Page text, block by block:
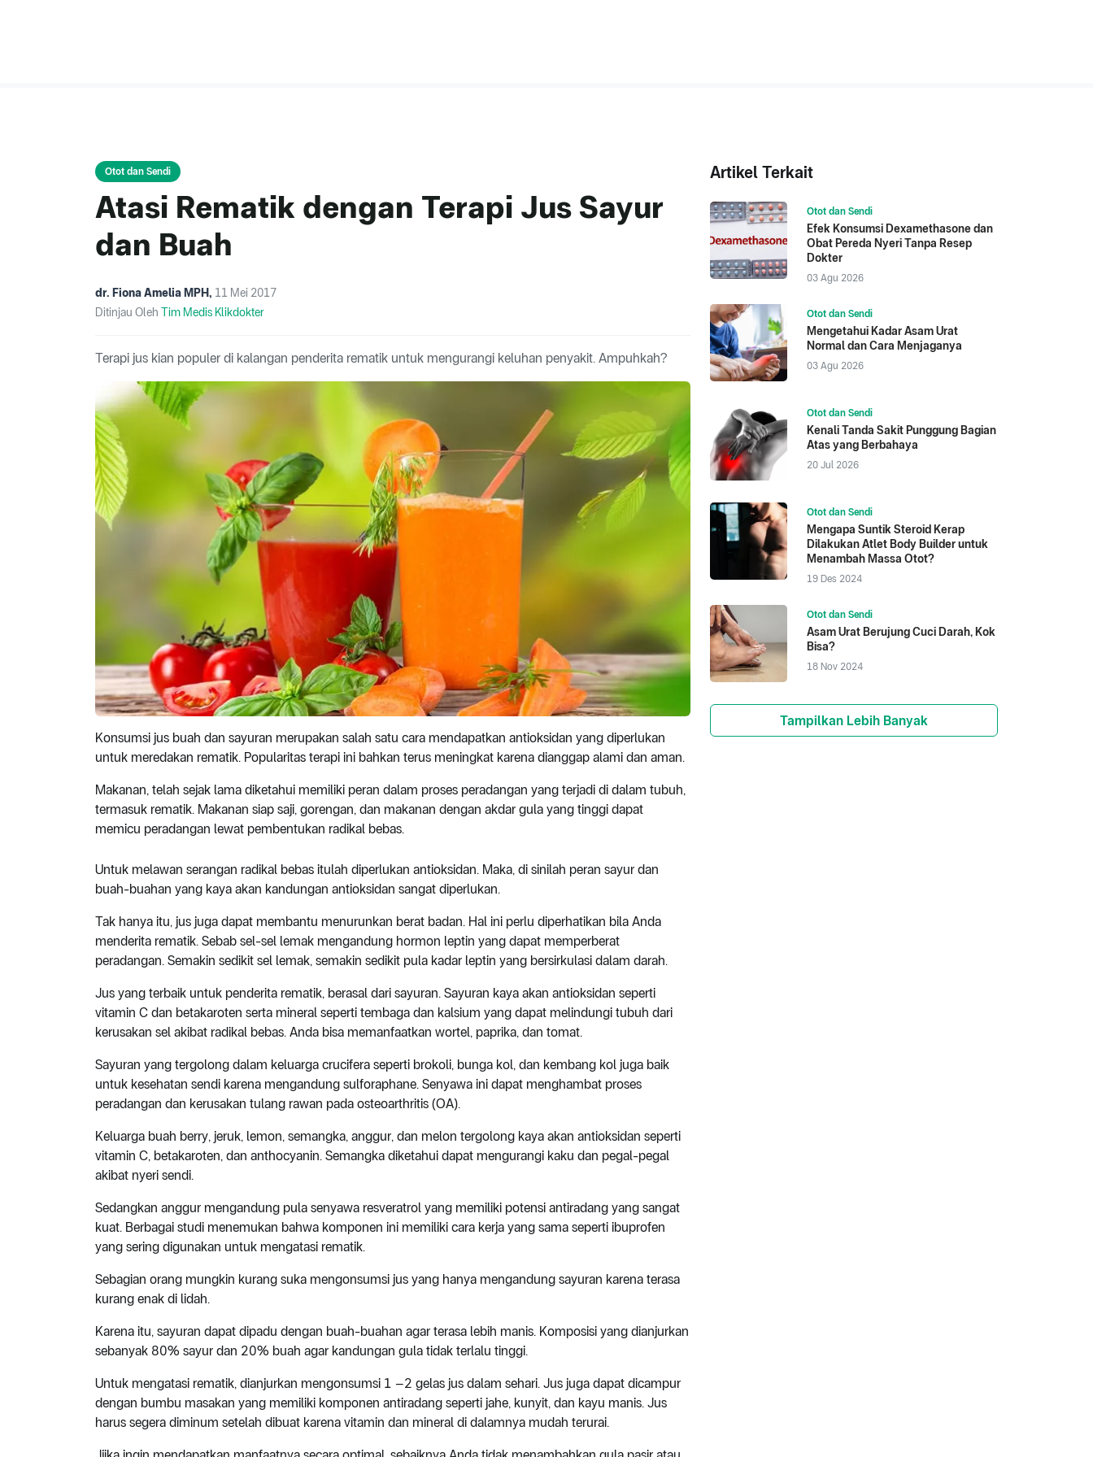
Otot dan Sendi
Atasi Rematik dengan Terapi Jus Sayur
dan Buah
dr. Fiona Amelia MPH, 11 Mei 2017
Ditinjau Oleh Tim Medis Klikdokter
Terapi jus kian populer di kalangan penderita rematik untuk mengurangi keluhan penyakit. Ampuhkah?
Konsumsi jus buah dan sayuran merupakan salah satu cara mendapatkan antioksidan yang diperlukan
untuk meredakan rematik. Popularitas terapi ini bahkan terus meningkat karena dianggap alami dan aman.
Makanan, telah sejak lama diketahui memiliki peran dalam proses peradangan yang terjadi di dalam tubuh,
termasuk rematik. Makanan siap saji, gorengan, dan makanan dengan akdar gula yang tinggi dapat
memicu peradangan lewat pembentukan radikal bebas.
Untuk melawan serangan radikal bebas itulah diperlukan antioksidan. Maka, di sinilah peran sayur dan
buah-buahan yang kaya akan kandungan antioksidan sangat diperlukan.
Tak hanya itu, jus juga dapat membantu menurunkan berat badan. Hal ini perlu diperhatikan bila Anda
menderita rematik. Sebab sel-sel lemak mengandung hormon leptin yang dapat memperberat
peradangan. Semakin sedikit sel lemak, semakin sedikit pula kadar leptin yang bersirkulasi dalam darah.
Jus yang terbaik untuk penderita rematik, berasal dari sayuran. Sayuran kaya akan antioksidan seperti
vitamin C dan betakaroten serta mineral seperti tembaga dan kalsium yang dapat melindungi tubuh dari
kerusakan sel akibat radikal bebas. Anda bisa memanfaatkan wortel, paprika, dan tomat.
Sayuran yang tergolong dalam keluarga crucifera seperti brokoli, bunga kol, dan kembang kol juga baik
untuk kesehatan sendi karena mengandung sulforaphane. Senyawa ini dapat menghambat proses
peradangan dan kerusakan tulang rawan pada osteoarthritis (OA).
Keluarga buah berry, jeruk, lemon, semangka, anggur, dan melon tergolong kaya akan antioksidan seperti
vitamin C, betakaroten, dan anthocyanin. Semangka diketahui dapat mengurangi kaku dan pegal-pegal
akibat nyeri sendi.
Sedangkan anggur mengandung pula senyawa resveratrol yang memiliki potensi antiradang yang sangat
kuat. Berbagai studi menemukan bahwa komponen ini memiliki cara kerja yang sama seperti ibuprofen
yang sering digunakan untuk mengatasi rematik.
Sebagian orang mungkin kurang suka mengonsumsi jus yang hanya mengandung sayuran karena terasa
kurang enak di lidah.
Karena itu, sayuran dapat dipadu dengan buah-buahan agar terasa lebih manis. Komposisi yang dianjurkan
sebanyak 80% sayur dan 20% buah agar kandungan gula tidak terlalu tinggi.
Untuk mengatasi rematik, dianjurkan mengonsumsi 1 –2 gelas jus dalam sehari. Jus juga dapat dicampur
dengan bumbu masakan yang memiliki komponen antiradang seperti jahe, kunyit, dan kayu manis. Jus
harus segera diminum setelah dibuat karena vitamin dan mineral di dalamnya mudah terurai.
Artikel Terkait
Otot dan Sendi
Efek Konsumsi Dexamethasone dan
Obat Pereda Nyeri Tanpa Resep
Dokter
03 Agu 2026
Otot dan Sendi
Mengetahui Kadar Asam Urat
Normal dan Cara Menjaganya
03 Agu 2026
Otot dan Sendi
Kenali Tanda Sakit Punggung Bagian
Atas yang Berbahaya
20 Jul 2026
Otot dan Sendi
Mengapa Suntik Steroid Kerap
Dilakukan Atlet Body Builder untuk
Menambah Massa Otot?
19 Des 2024
Otot dan Sendi
Asam Urat Berujung Cuci Darah, Kok
Bisa?
18 Nov 2024
Tampilkan Lebih Banyak